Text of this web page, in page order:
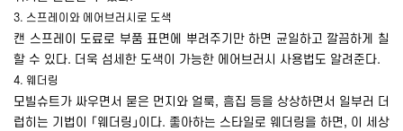
3. 스프레이와 에어브러시로 도색
캔 스프레이 도료로 부품 표면에 뿌려주기만 하면 균일하고 깔끔하게 칠
할 수 있다. 더욱 섬세한 도색이 가능한 에어브러시 사용법도 알려준다.
4. 웨더링
모빌슈트가 싸우면서 묻은 먼지와 얼룩, 흠집 등을 상상하면서 일부러 더
럽히는 기법이 「웨더링」이다. 좋아하는 스타일로 웨더링을 하면 , 이 세상